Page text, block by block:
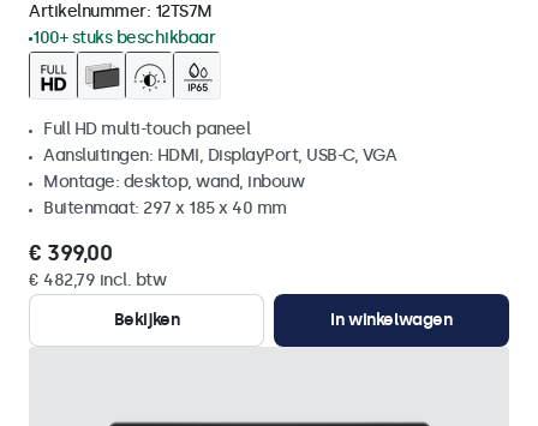
Artikelnummer: 12TS7M
100+ stuks beschikbaar
Full HD multi-touch paneel
Aansluitingen: HDMI, DisplayPort, USB-C, VGA
Montage: desktop, wand, inbouw
Buitenmaat: 297 x 185 x 40 mm
€ 399,00
€ 482,79 incl. btw
Bekijken
In winkelwagen